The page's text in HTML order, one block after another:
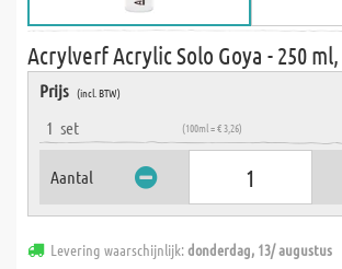
Acrylverf Acrylic Solo Goya - 250
Prijs (incl. BTW)
1 set (100ml = € 3,26)
Aantal
Levering waarschijnlijk:donderdag, 13/ augustus